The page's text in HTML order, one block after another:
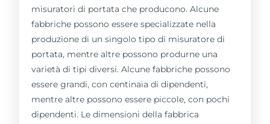
misuratori di portata che producono. Alcune
fabbriche possono essere specializzate nella
produzione di un singolo tipo di misuratore di
portata, mentre altre possono produrne una
varietà di tipi diversi. Alcune fabbriche possono
essere grandi, con centinaia di dipendenti,
mentre altre possono essere piccole, con pochi
dipendenti. Le dimensioni della fabbrica